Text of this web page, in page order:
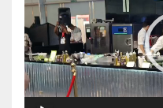
播
放
器